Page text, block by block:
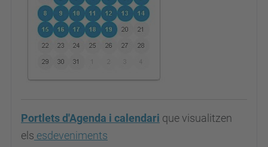
Portlets d'Agenda i calendari que visualitzen
els esdeveniments